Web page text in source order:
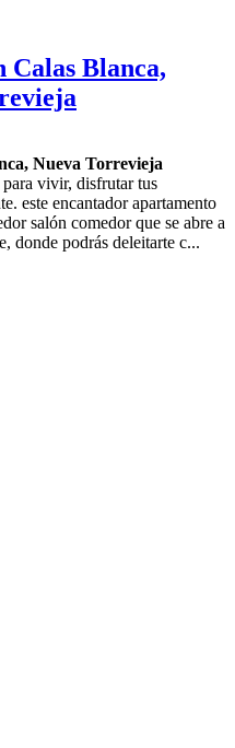
Calas Blanca,
Nueva Torrevieja
vivir, disfrutar tus
este encantador apartamento
salón comedor que se abre a
donde podrás deleitarte c...